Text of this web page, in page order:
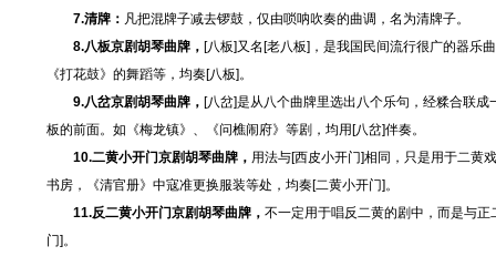
7.清牌： 凡把混牌子减去锣鼓，仅由唢呐吹奏的曲调，名为清牌子。
8.八板京剧胡琴曲牌， [八板]又名[老八板]，是我国民间流行很广的器乐
《打花鼓》的舞蹈等，均奏[八板]。
9.八岔京剧胡琴曲牌， [八岔]是从八个曲牌里选出八个乐句，经糅合联
板的前面。如《梅龙镇》、《问樵闹府》等剧，均用[八岔]伴奏。
10.二黄小开门京剧胡琴曲牌， 用法与[西皮小开门]相同，只是用于二黄
书房，《清官册》中寇准更换服装等处，均奏[二黄小开门]。
11.反二黄小开门京剧胡琴曲牌， 不一定用于唱反二黄的剧中，而是与
门]。